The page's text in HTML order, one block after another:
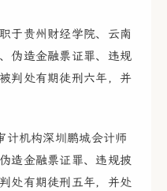
于贵州财经学院、云南
伪造金融票证罪、违规
判处有期徒刑六年，并
计机构深圳鹏城会计师
造金融票证罪、违规披
处有期徒刑五年，并处